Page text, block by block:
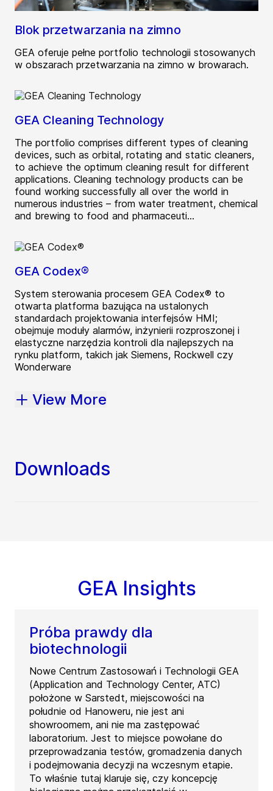
Blok przetwarzania na zimno
GEA oferuje pełne portfolio technologii stosowanych
w obszarach przetwarzania na zimno w browarach.
GEA Cleaning Technology
The portfolio comprises different types of cleaning
devices, such as orbital, rotating and static cleaners,
to achieve the optimum cleaning result for different
applications. Cleaning technology products can be
found working successfully all over the world in
numerous industries – from water treatment, chemical
and brewing to food and pharmaceuti...
GEA Codex®
System sterowania procesem GEA Codex® to
otwarta platforma bazująca na ustalonych
standardach projektowania interfejsów HMI;
obejmuje moduły alarmów, inżynierii rozproszonej i
elastyczne narzędzia kontroli dla najlepszych na
rynku platform, takich jak Siemens, Rockwell czy
Wonderware
View More
Downloads
GEA Insights
Próba prawdy dla
biotechnologii
Nowe Centrum Zastosowań i Technologii GEA
(Application and Technology Center, ATC)
położone w Sarstedt, miejscowości na
południe od Hanoweru, nie jest ani
showroomem, ani nie ma zastępować
laboratorium. Jest to miejsce powołane do
przeprowadzania testów, gromadzenia danych
i podejmowania decyzji na wczesnym etapie.
To właśnie tutaj klaruje się, czy koncepcję